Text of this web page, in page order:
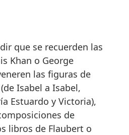
que se recuerden las
Khan o George
las figuras de
Isabel a Isabel,
Estuardo y Victoria),
de
libros de Flaubert o